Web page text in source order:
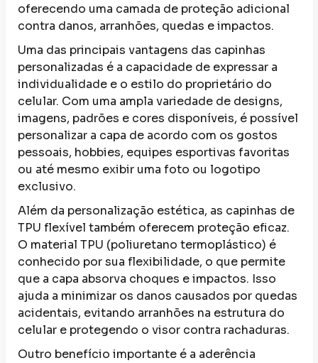
oferecendo uma camada de proteção adicional
contra danos, arranhões, quedas e impactos.
Uma das principais vantagens das capinhas
personalizadas é a capacidade de expressar a
individualidade e o estilo do proprietário do
celular. Com uma ampla variedade de designs,
imagens, padrões e cores disponíveis, é possível
personalizar a capa de acordo com os gostos
pessoais, hobbies, equipes esportivas favoritas
ou até mesmo exibir uma foto ou logotipo
exclusivo.
Além da personalização estética, as capinhas de
TPU flexível também oferecem proteção eficaz.
O material TPU (poliuretano termoplástico) é
conhecido por sua flexibilidade, o que permite
que a capa absorva choques e impactos. Isso
ajuda a minimizar os danos causados por quedas
acidentais, evitando arranhões na estrutura do
celular e protegendo o visor contra rachaduras.
Outro benefício importante é a aderência